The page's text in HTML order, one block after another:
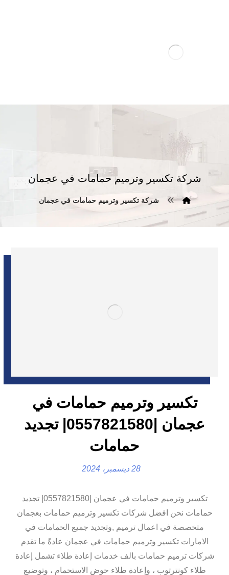
شركة تكسير وترميم حمامات في عجمان
شركة تكسير وترميم حمامات في عجمان
تكسير وترميم حمامات في
عجمان |0557821580| تجديد
حمامات
28 ديسمبر، 2024
تكسير وترميم حمامات في عجمان |0557821580| تجديد
حمامات نحن افضل شركات تكسير وترميم حمامات بعجمان
متخصصة في اعمال ترميم ,وتجديد جميع الحمامات في
الامارات تكسير وترميم حمامات في عجمان عادةً ما تقدم
شركات ترميم حمامات بالف خدمات إعادة طلاء تشمل إعادة
طلاء كونترتوب ، وإعادة طلاء حوض الاستحمام ، وتوضيع